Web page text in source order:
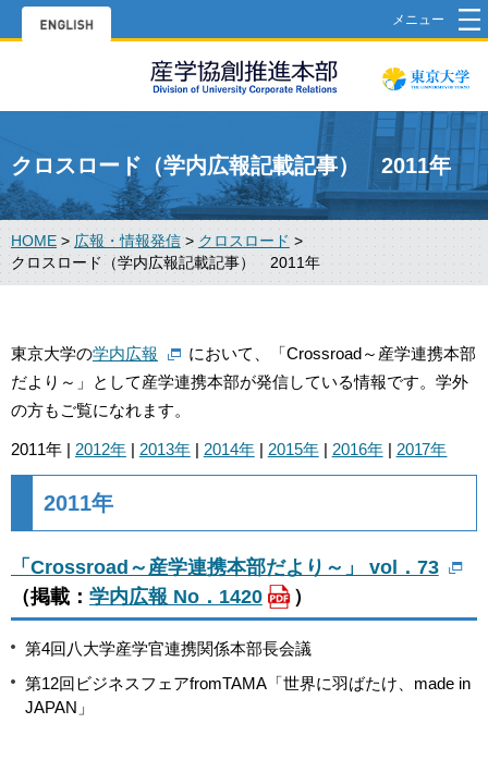
メニュー
クロスロード（学内広報記載記事） 2011年
HOME > 広報・情報発信 > クロスロード >
クロスロード（学内広報記載記事） 2011年
東京大学の学内広報
において、「Crossroad～産学連携本部
だより～」として産学連携本部が発信している情報です。学外
の方もご覧になれます。
2011年 | 2012年| 2013年| 2014年| 2015年| 2016年| 2017年
2011年
「Crossroad～産学連携本部だより～」 vol．73
（掲載： 学内広報 No．1420 ）
第4回八大学産学官連携関係本部長会議
第12回ビジネスフェアfromTAMA「世界に羽ばたけ、made in
JAPAN」